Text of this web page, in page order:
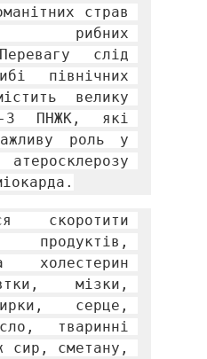
страв
Перевагу слід
північних
велику
3 ПНЖК, які
роль у
атеросклерозу
скоротити
продуктів,
холестерин
мізки,
серце,
тваринні
сир, сметану,